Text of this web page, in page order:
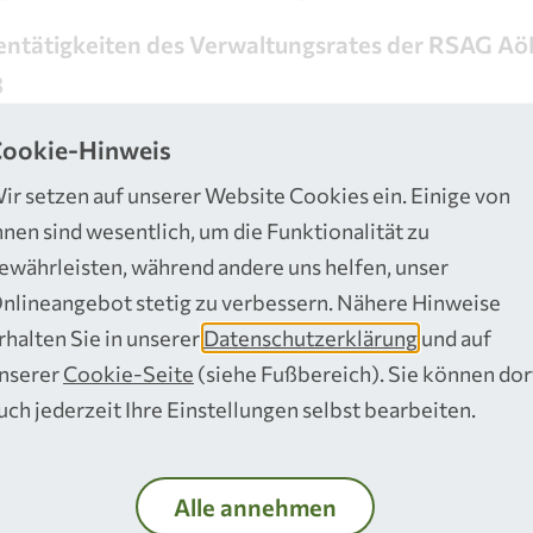
des Verwaltungsrates der RSAG
des Aufsichtsrates
ist das Kontrollorgan gegenüber der
Aufgabe des Aufsichtsrates ist die
Geschäftsführung der RSAG
Aufsichtsrat hat 13 ordentliche und dieselbe
Mitglieder. 12 Mitglieder und deren
entsandt. Bei einem dieser Mitglieder muss
Hinweis
setzen auf unserer Website Cookies ein. Einige von
sind wesentlich, um die Funktionalität zu
während andere uns helfen, unser
stetig zu verbessern. Nähere Hinweise
Sie in unsererDatenschutzerklärungund auf
Cookie-Seite (siehe Fußbereich). Sie können
jederzeit Ihre Einstellungen selbst bearbeiten.
Alle annehmen